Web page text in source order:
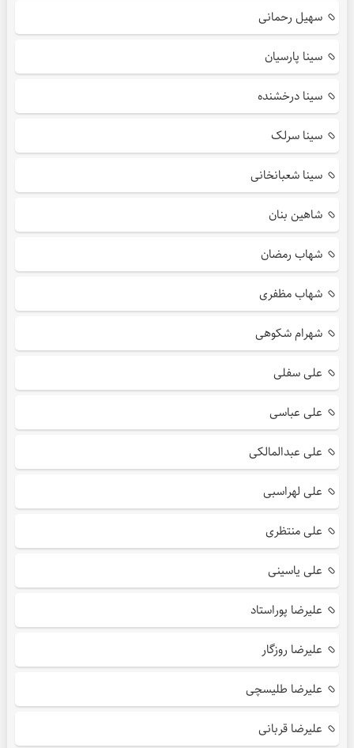
سهیل رحمانی
سینا پارسیان
سینا درخشنده
سینا سرلک
سینا شعبانخانی
شاهین بنان
شهاب رمضان
شهاب مظفری
شهرام شکوهی
علی سفلی
علی عباسی
علی عبدالمالکی
علی لهراسبی
علی منتظری
علی یاسینی
علیرضا پوراستاد
علیرضا روزگار
علیرضا طلیسچی
علیرضا قربانی